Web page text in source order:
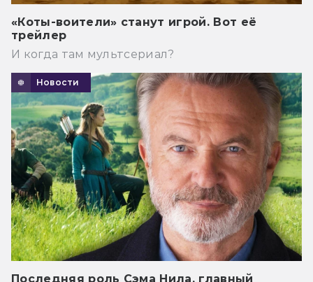
«Коты-воители» станут игрой. Вот её
трейлер
И когда там мультсериал?
Новости
Последняя роль Сэма Нила, главный